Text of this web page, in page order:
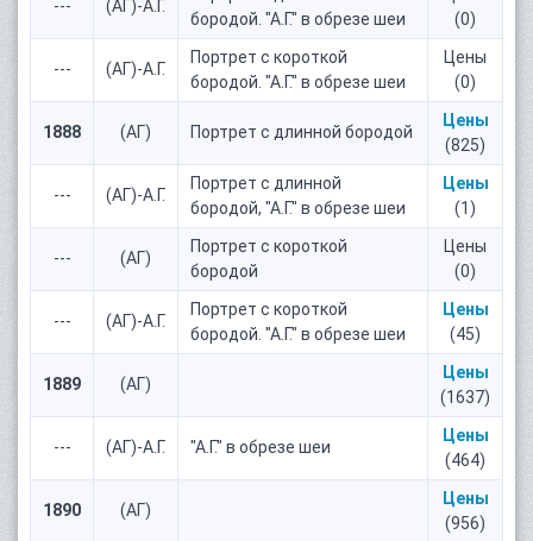
--- (АГ)-А.Г.
бородой. "А.Г." в обрезе шеи
(0)
--- (АГ)-А.Г.
Портрет с короткой
бородой. "А.Г." в обрезе шеи
Цены
(0)
1888 (АГ) Портрет с длинной бородой
Цены
(825)
--- (АГ)-А.Г.
Портрет с длинной
бородой, "А.Г." в обрезе шеи
Цены
(1)
--- (АГ)
Портрет с короткой
бородой
Цены
(0)
--- (АГ)-А.Г.
Портрет с короткой
бородой. "А.Г." в обрезе шеи
Цены
(45)
1889 (АГ)
Цены
(1637)
--- (АГ)-А.Г. "А.Г." в обрезе шеи
Цены
(464)
1890 (АГ)
Цены
(956)